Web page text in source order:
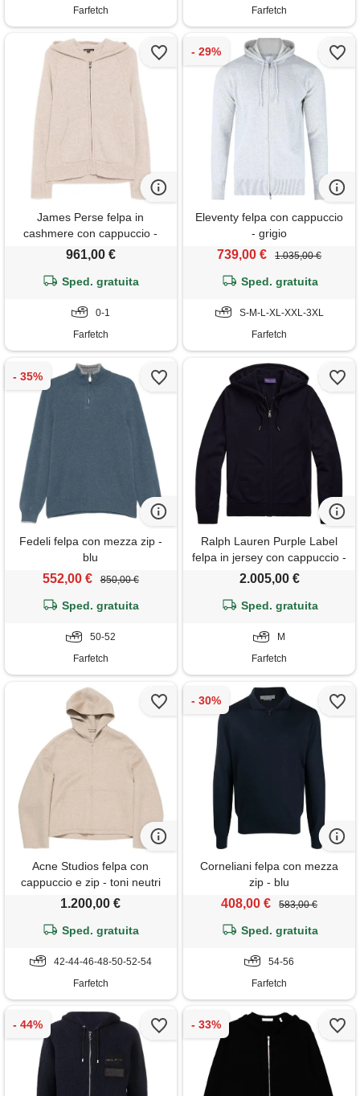
Farfetch Farfetch
James Perse felpa in
cashmere con cappuccio -
toni neutri
961,00 €
Sped. gratuita
0-1
Farfetch
Eleventy felpa con cappuccio
- grigio
739,00 € 1.035,00 €
Sped. gratuita
S-M-L-XL-XXL-3XL
Farfetch
Fedeli felpa con mezza zip -
blu
552,00 € 850,00 €
Sped. gratuita
50-52
Farfetch
Ralph Lauren Purple Label
felpa in jersey con cappuccio -
blu
2.005,00 €
Sped. gratuita
M
Farfetch
Acne Studios felpa con
cappuccio e zip - toni neutri
1.200,00 €
Sped. gratuita
42-44-46-48-50-52-54
Farfetch
Corneliani felpa con mezza
zip - blu
408,00 € 583,00 €
Sped. gratuita
54-56
Farfetch